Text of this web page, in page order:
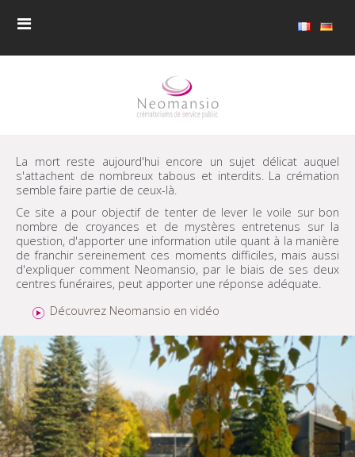
La mort reste aujourd'hui encore un sujet délicat auquel
s'attachent de nombreux tabous et interdits. La crémation
semble faire partie de ceux-là.
Ce site a pour objectif de tenter de lever le voile sur bon
nombre de croyances et de mystères entretenus sur la
question, d'apporter une information utile quant à la manière
de franchir sereinement ces moments difficiles, mais aussi
d'expliquer comment Neomansio, par le biais de ses deux
centres funéraires, peut apporter une réponse adéquate.
Découvrez Neomansio en vidéo